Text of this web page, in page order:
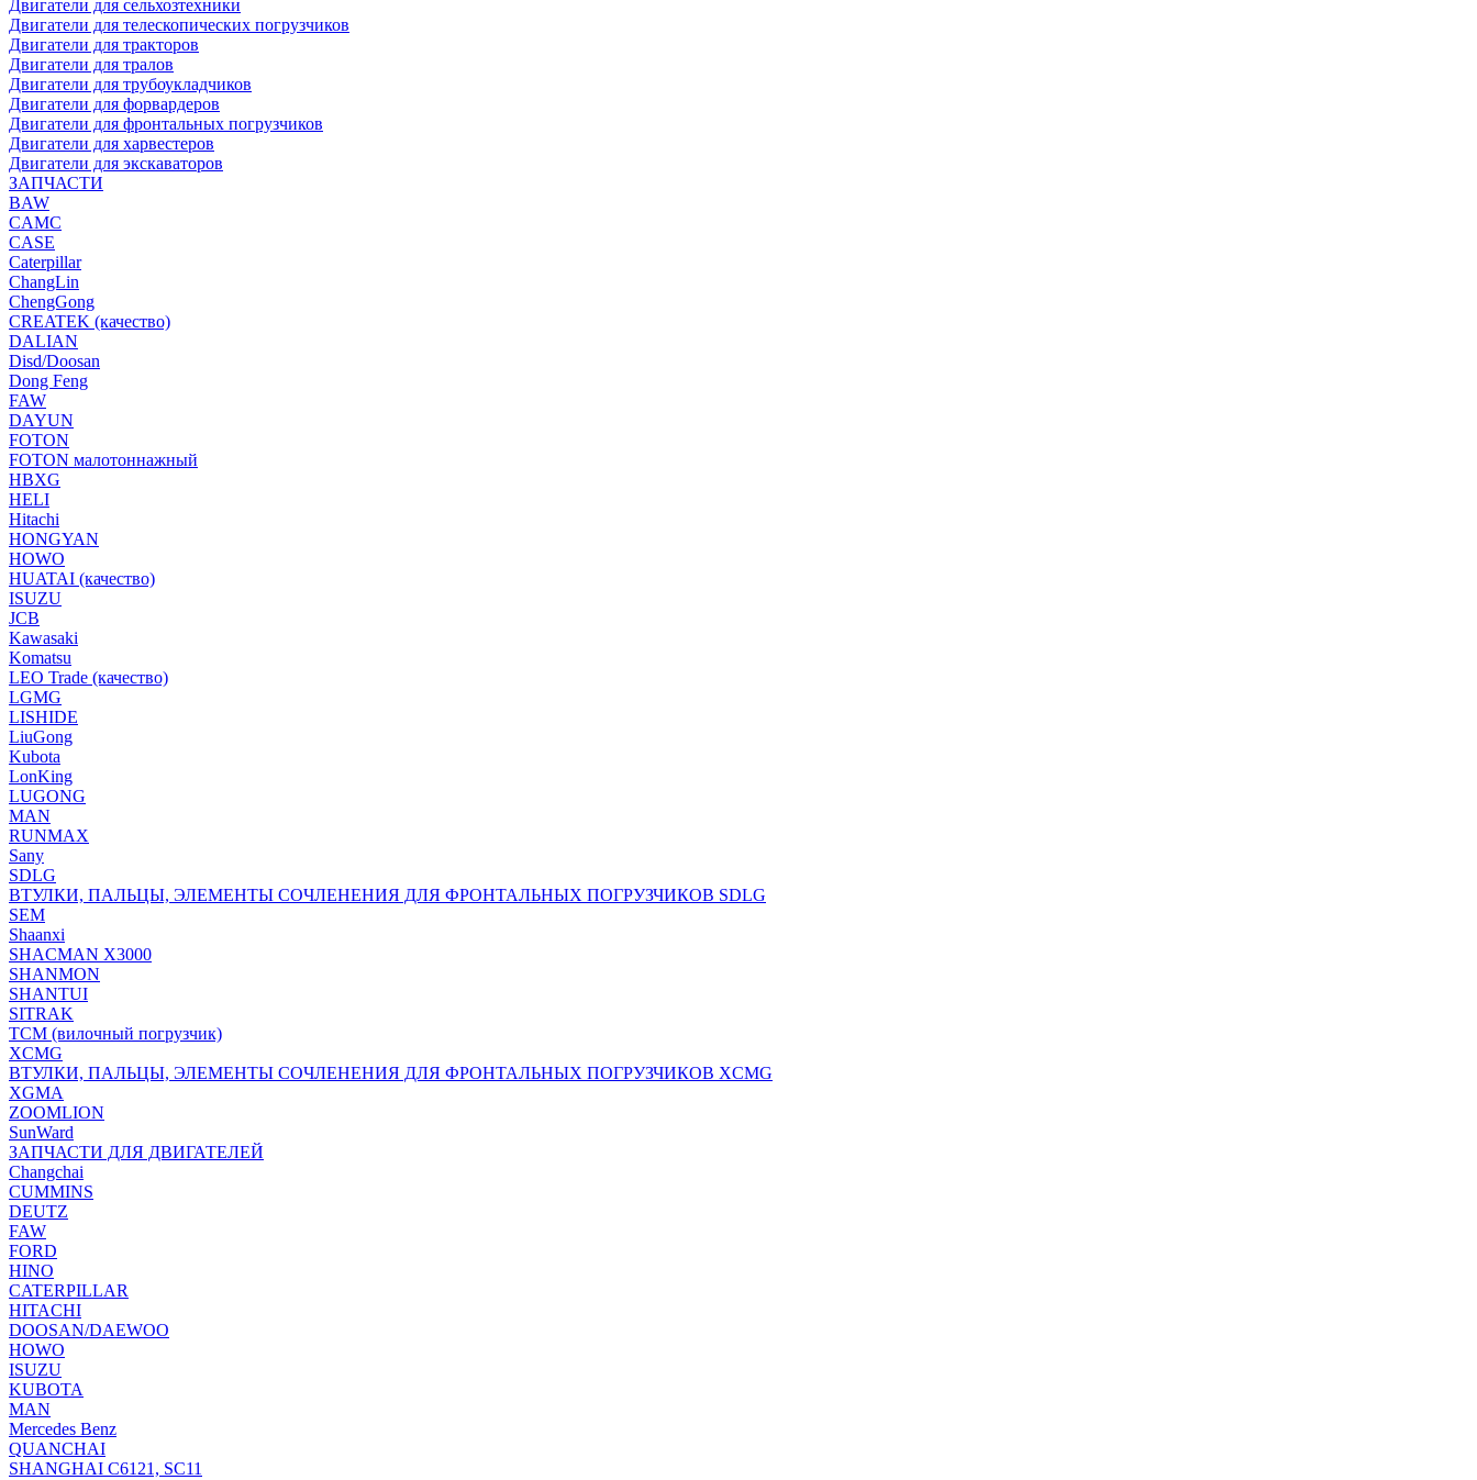
Двигатели для сельхозтехники
Двигатели для телескопических погрузчиков
Двигатели для тракторов
Двигатели для тралов
Двигатели для трубоукладчиков
Двигатели для форвардеров
Двигатели для фронтальных погрузчиков
Двигатели для харвестеров
Двигатели для экскаваторов
ЗАПЧАСТИ
BAW
CAMC
CASE
Caterpillar
ChangLin
ChengGong
CREATEK (качество)
DALIAN
Disd/Doosan
Dong Feng
FAW
DAYUN
FOTON
FOTON малотоннажный
HBXG
HELI
Hitachi
HONGYAN
HOWO
HUATAI (качество)
ISUZU
JCB
Kawasaki
Komatsu
LEO Trade (качество)
LGMG
LISHIDE
LiuGong
Kubota
LonKing
LUGONG
MAN
RUNMAX
Sany
SDLG
ВТУЛКИ, ПАЛЬЦЫ, ЭЛЕМЕНТЫ СОЧЛЕНЕНИЯ ДЛЯ ФРОНТАЛЬНЫХ ПОГРУЗЧИКОВ SDLG
SEM
Shaanxi
SHACMAN X3000
SHANMON
SHANTUI
SITRAK
TCM (вилочный погрузчик)
XCMG
ВТУЛКИ, ПАЛЬЦЫ, ЭЛЕМЕНТЫ СОЧЛЕНЕНИЯ ДЛЯ ФРОНТАЛЬНЫХ ПОГРУЗЧИКОВ XCMG
XGMA
ZOOMLION
SunWard
ЗАПЧАСТИ ДЛЯ ДВИГАТЕЛЕЙ
Changchai
CUMMINS
DEUTZ
FAW
FORD
HINO
CATERPILLAR
HITACHI
DOOSAN/DAEWOO
HOWO
ISUZU
KUBOTA
MAN
Mercedes Benz
QUANCHAI
SHANGHAI C6121, SC11